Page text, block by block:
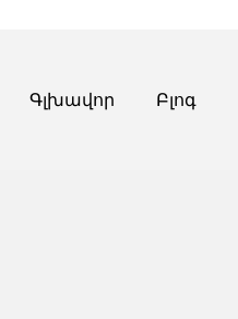
Գլխավոր Բլոգ